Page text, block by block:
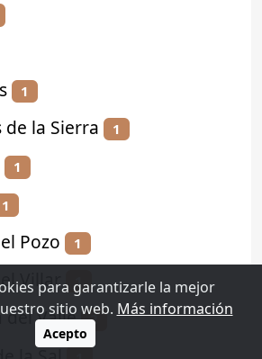
1
de la Sierra 1
1
1
Pozo 1
Villar 1
del Valle 2
para garantizarle la mejor
sitio web. Más información
Acepto